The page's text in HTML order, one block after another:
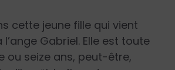
cette jeune fille qui vient
Gabriel. Elle est toute
ou seize ans, peut-être,